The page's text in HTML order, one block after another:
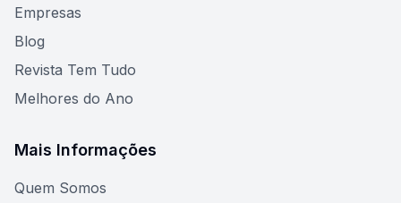
Empresas
Blog
Revista Tem Tudo
Melhores do Ano
Mais Informações
Quem Somos